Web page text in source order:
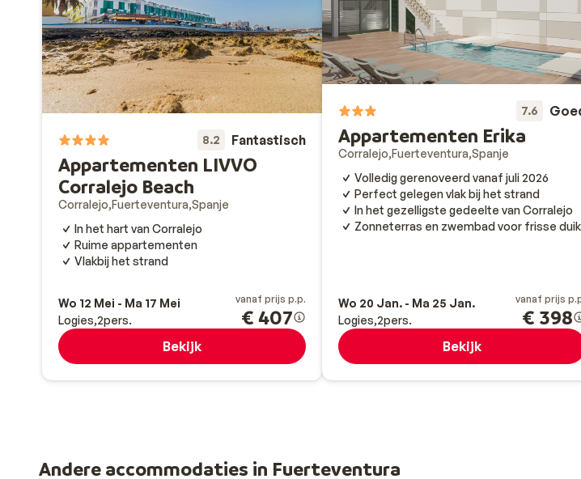
8.2 Fantastisch
Appartementen LIVVO
Corralejo Beach
Corralejo Fuerteventura Spanje
In het hart van Corralejo
Ruime appartementen
Vlakbij het strand
Wo 12 Mei - Ma 17 Mei
Logies 2pers.
vanaf prijs p.p.
€ 407
Bekijk
7.6
Appartementen Erika
Corralejo Fuerteventura Spanje
Volledig gerenoveerd vanaf juli 2026
Perfect gelegen vlak bij het strand
In het gezelligste gedeelte van Corralejo
Zonneterras en zwembad voor frisse duik
Wo 20 Jan. - Ma 25 Jan.
Logies 2pers.
vanaf prijs
€ 398
Bekijk
Andere accommodaties in Fuerteventura